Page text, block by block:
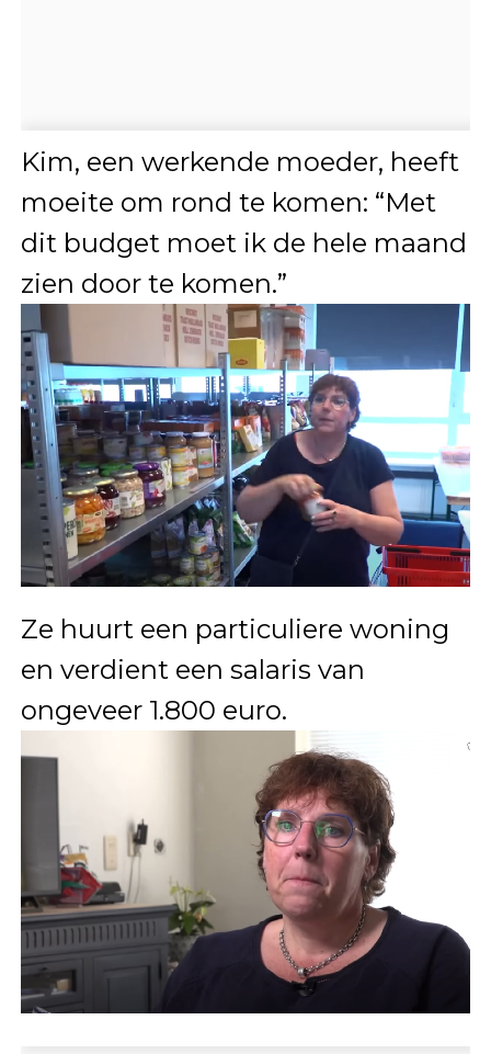
Kim, een werkende moeder, heeft
moeite om rond te komen: “Met
dit budget moet ik de hele maand
zien door te komen.”
Ze huurt een particuliere woning
en verdient een salaris van
ongeveer 1.800 euro.